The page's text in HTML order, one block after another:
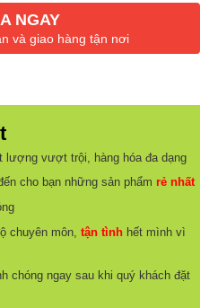
NGAY
và giao hàng tận nơi
lượng vượt trội, hàng hóa đa dạng
cho bạn những sản phẩm rẻ nhất
chuyên môn, tận tìnhhết mình vì
chóng ngay sau khi quý khách đặt